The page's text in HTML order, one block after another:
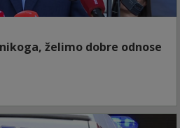
želimo dobre odnose